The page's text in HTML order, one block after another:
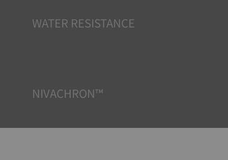
WATER RESISTANCE
NIVACHRON™